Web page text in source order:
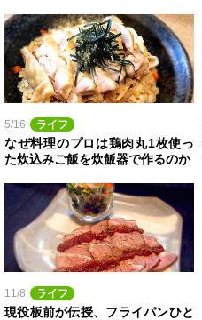
5/16 ライフ
なぜ料理のプロは鶏肉丸1枚使っ
た炊込みご飯を炊飯器で作るのか
11/8 ライフ
現役板前が伝授、フライパンひと